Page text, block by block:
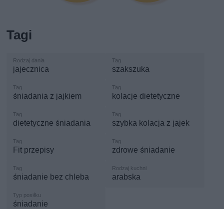
Tagi
jajecznica szakszuka
śniadania z jajkiem kolacje dietetyczne
dietetyczne śniadania szybka kolacja z jajek
Fit przepisy zdrowe śniadanie
śniadanie bez chleba arabska
śniadanie